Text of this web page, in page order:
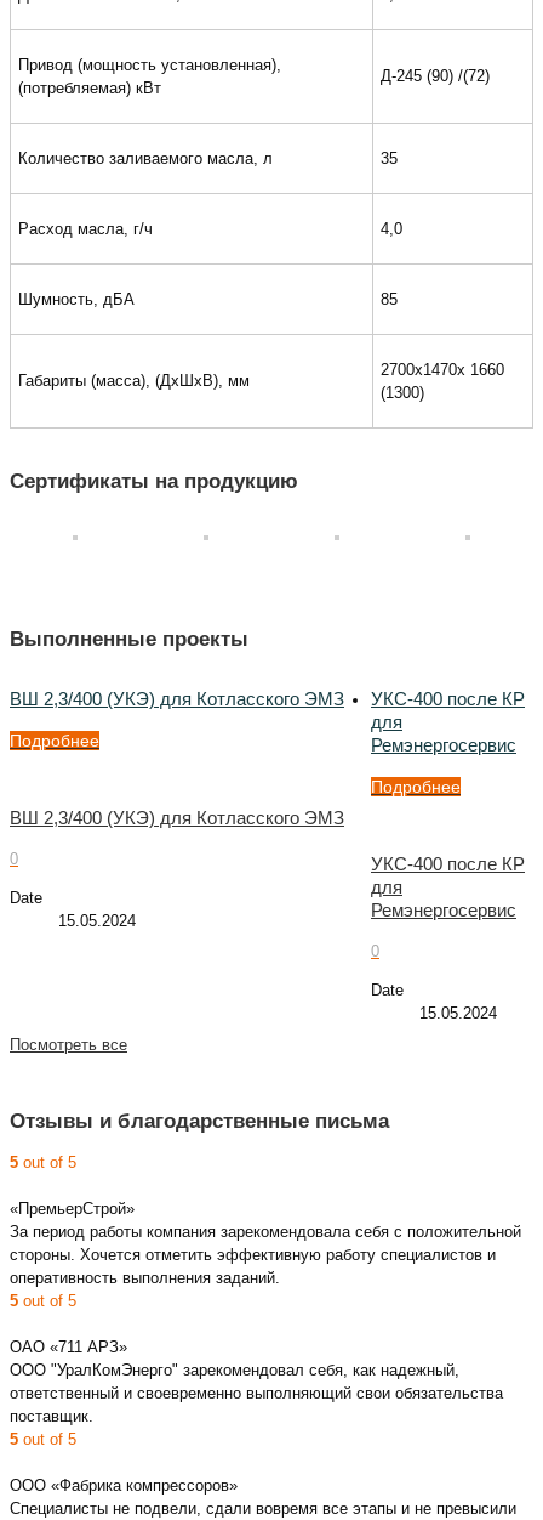
Привод (мощность установленная),
(потребляемая) кВт
Д-245 (90) /(72)
Количество заливаемого масла, л 35
Расход масла, г/ч 4,0
Шумность, дБА 85
Габариты (масса), (ДхШхВ), мм
2700х1470х 1660
(1300)
Сертификаты на продукцию
Выполненные проекты
ВШ 2,3/400 (УКЭ) для Котласского ЭМЗ
Подробнее
ВШ 2,3/400 (УКЭ) для Котласского ЭМЗ
0
Date
15.05.2024
УКС-400 после КР
для
Ремэнергосервис
Подробнее
УКС-400 после КР
для
Ремэнергосервис
0
Date
15.05.2024
Посмотреть все
Отзывы и благодарственные письма
5 out of 5
«ПремьерСтрой»
За период работы компания зарекомендовала себя с положительной
стороны. Хочется отметить эффективную работу специалистов и
оперативность выполнения заданий.
5 out of 5
ОАО «711 АРЗ»
ООО "УралКомЭнерго" зарекомендовал себя, как надежный,
ответственный и своевременно выполняющий свои обязательства
поставщик.
5 out of 5
ООО «Фабрика компрессоров»
Специалисты не подвели, сдали вовремя все этапы и не превысили